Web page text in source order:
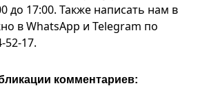
до 17:00. Также написать нам в
в WhatsApp и Telegram по
52-17.
комментариев: